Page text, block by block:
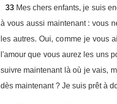
33 Mes chers enfants, je suis
à vous aussi maintenant : vous
les autres. Oui, comme je vous
l'amour que vous aurez les uns
suivre maintenant là où je vais,
dès maintenant ? Je suis prêt à